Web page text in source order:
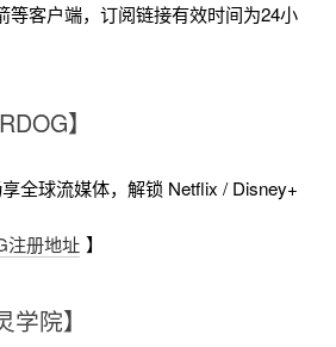
等客户端，订阅链接有效时间为24小
】
全球流媒体，解锁 Netflix / Disney+
注册地址 】
院】